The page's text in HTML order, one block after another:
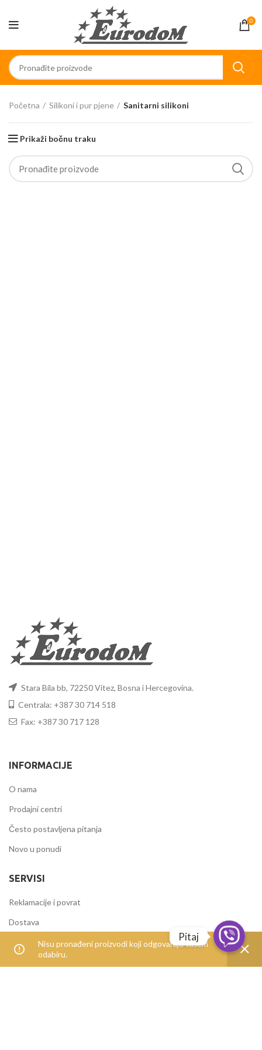
0
Početna Silikoni i pur pjene Sanitarni silikoni
Prikaži bočnu traku
Nisu pronađeni proizvodi koji odgovaraju vašem
odabiru.
Stara Bila bb, 72250 Vitez, Bosna i Hercegovina.
Centrala: +387 30 714 518
Fax: +387 30 717 128
INFORMACIJE
O nama
Prodajni centri
Često postavljena pitanja
Novo u ponudi
SERVISI
Reklamacije i povrat
Dostava
Načini plaćanja
Pitaj